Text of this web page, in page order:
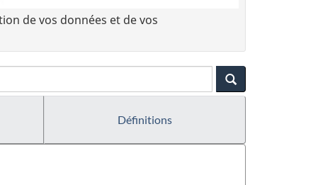
de vos données et de vos
Définitions